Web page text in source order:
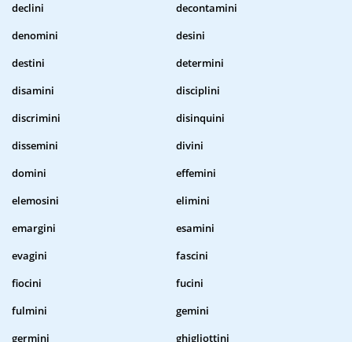
declini
decontamini
denomini
desini
destini
determini
disamini
disciplini
discrimini
disinquini
dissemini
divini
domini
effemini
elemosini
elimini
emargini
esamini
evagini
fascini
fiocini
fucini
fulmini
gemini
germini
ghigliottini